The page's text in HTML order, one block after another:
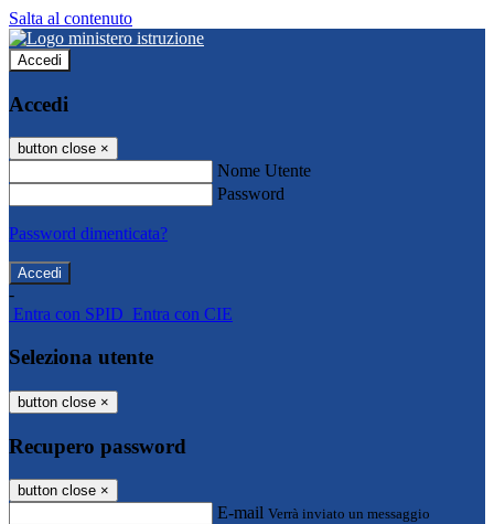
Salta al contenuto
Accedi
Accedi
button close ×
Nome Utente
Password
Password dimenticata?
-
Entra con SPID Entra con CIE
Seleziona utente
button close ×
Recupero password
button close ×
E-mail Verrà inviato un messaggio